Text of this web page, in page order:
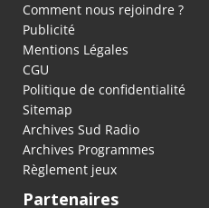
Comment nous rejoindre ?
Publicité
Mentions Légales
CGU
Politique de confidentialité
Sitemap
Archives Sud Radio
Archives Programmes
Règlement jeux
Partenaires